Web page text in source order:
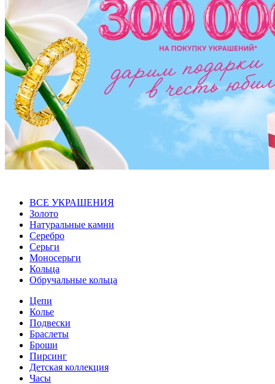
ВСЕ УКРАШЕНИЯ
Золото
Натуральные камни
Серебро
Серьги
Моносерьги
Кольца
Обручальные кольца
Цепи
Колье
Подвески
Браслеты
Броши
Пирсинг
Детская коллекция
Часы